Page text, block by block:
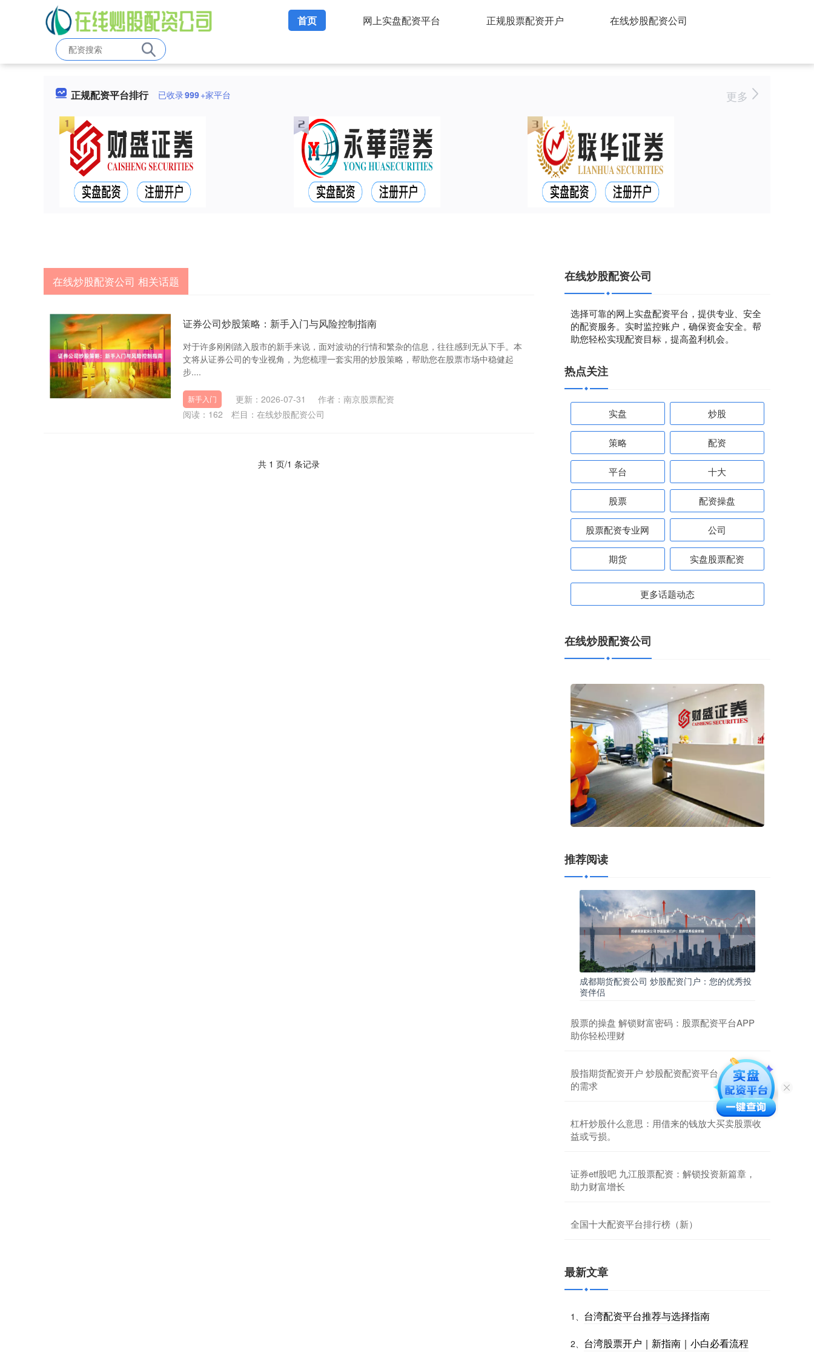
首页 网上实盘配资平台 正规股票配资开户 在线炒股配资公司
正规配资平台排行 已收录999+家平台 更多
在线炒股配资公司 相关话题
证券公司炒股策略：新手入门与风险控制指南
对于许多刚刚踏入股市的新手来说，面对波动的行情和繁杂的信息，往往感到无从下手。本
文将从证券公司的专业视角，为您梳理一套实用的炒股策略，帮助您在股票市场中稳健起
步....
新手入门 更新：2026-07-31
作者：南京股票配资
阅读： 162 栏目： 在线炒股配资公司
共 1 页/1 条记录
在线炒股配资公司
选择可靠的网上实盘配资平台，提供专业、安全
的配资服务。实时监控账户，确保资金安全。帮
助您轻松实现配资目标，提高盈利机会。
热点关注
实盘 炒股
策略 配资
平台 十大
股票 配资操盘
股票配资专业网 公司
期货 实盘股票配资
更多话题动态
在线炒股配资公司
推荐阅读
成都期货配资公司 炒股配资门户：您的优秀投
资伴侣
股票的操盘 解锁财富密码：股票配资平台APP
助你轻松理财
股指期货配资开户 炒股配资配资平台：贴合您
的需求
杠杆炒股什么意思：用借来的钱放大买卖股票收
益或亏损。
证券etf股吧 九江股票配资：解锁投资新篇章，
助力财富增长
全国十大配资平台排行榜（新）
最新文章
1、 台湾配资平台推荐与选择指南
2、 台湾股票开户｜新指南｜小白必看流程